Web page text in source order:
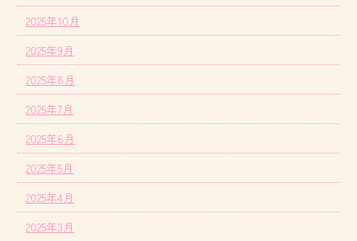
2025年10月
2025年9月
2025年8月
2025年7月
2025年6月
2025年5月
2025年4月
2025年3月